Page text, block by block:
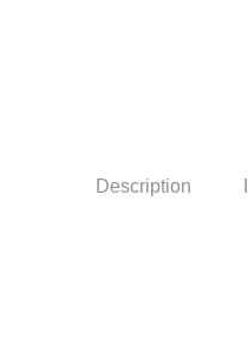
Description